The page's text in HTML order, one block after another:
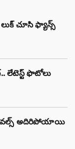
చూసి ఫ్యాన్స్
లేటెస్ట్ ఫొటోలు
అదిరిపోయాయి